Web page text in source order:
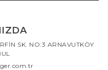
SK. NO:3 ARNAVUTKÖY